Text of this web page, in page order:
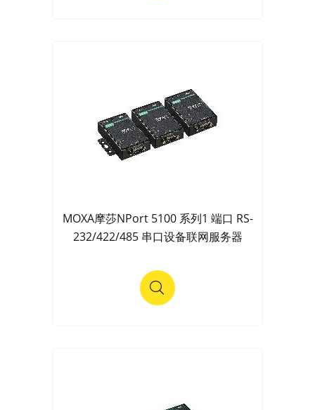
MOXA摩莎NPort 5100 系列1 端口 RS-
232/422/485 串口设备联网服务器